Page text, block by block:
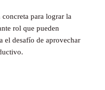
concreta para lograr la
rol que pueden
el desafío de aprovechar